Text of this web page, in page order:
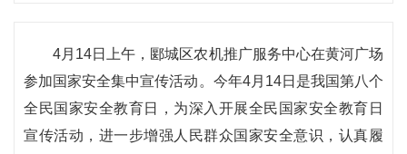
4月14日上午，郾城区农机推广服务中心在黄河广场
参加国家安全集中宣传活动。今年4月14日是我国第八个
全民国家安全教育日，为深入开展全民国家安全教育日
宣传活动，进一步增强人民群众国家安全意识，认真履